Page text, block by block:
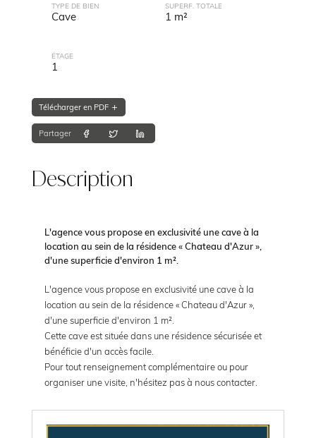
TYPE DE BIEN
Cave
SUPERF. TOTALE
1 m²
ÉTAGE
1
Télécharger en PDF
Partager
Description
L'agence vous propose en exclusivité une cave à la
location au sein de la résidence « Chateau d'Azur »,
d'une superficie d'environ 1 m².
L'agence vous propose en exclusivité une cave à la
location au sein de la résidence « Chateau d'Azur »,
d'une superficie d'environ 1 m².
Cette cave est située dans une résidence sécurisée et
bénéficie d'un accès facile.
Pour tout renseignement complémentaire ou pour
organiser une visite, n'hésitez pas à nous contacter.